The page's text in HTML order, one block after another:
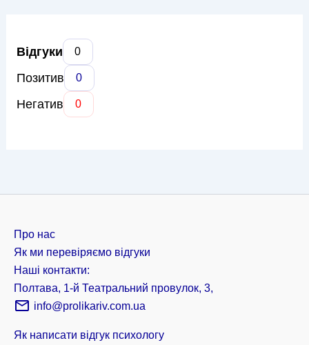
Відгуки 0
Позитив 0
Негатив 0
Про нас
Як ми перевіряємо відгуки
Наші контакти:
Полтава, 1-й Театральний провулок, 3,
info@prolikariv.com.ua
Як написати відгук психологу